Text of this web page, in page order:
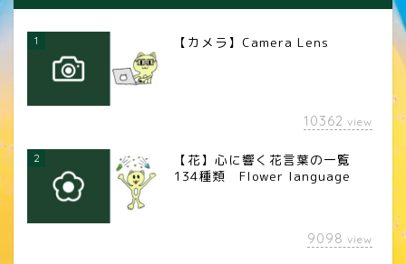
1 【カメラ】Camera Lens
10362 view
2
【花】心に響く花言葉の一覧
134種類 Flower language
9098 view